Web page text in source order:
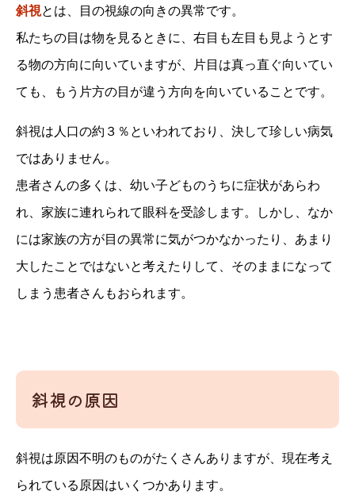
斜視とは、目の視線の向きの異常です。
私たちの目は物を見るときに、右目も左目も見ようとす
る物の方向に向いていますが、片目は真っ直ぐ向いてい
ても、もう片方の目が違う方向を向いていることです。
斜視は人口の約３％といわれており、決して珍しい病気
ではありません。
患者さんの多くは、幼い子どものうちに症状があらわ
れ、家族に連れられて眼科を受診します。しかし、なか
には家族の方が目の異常に気がつかなかったり、あまり
大したことではないと考えたりして、そのままになって
しまう患者さんもおられます。
斜視の原因
斜視は原因不明のものがたくさんありますが、現在考え
られている原因はいくつかあります。